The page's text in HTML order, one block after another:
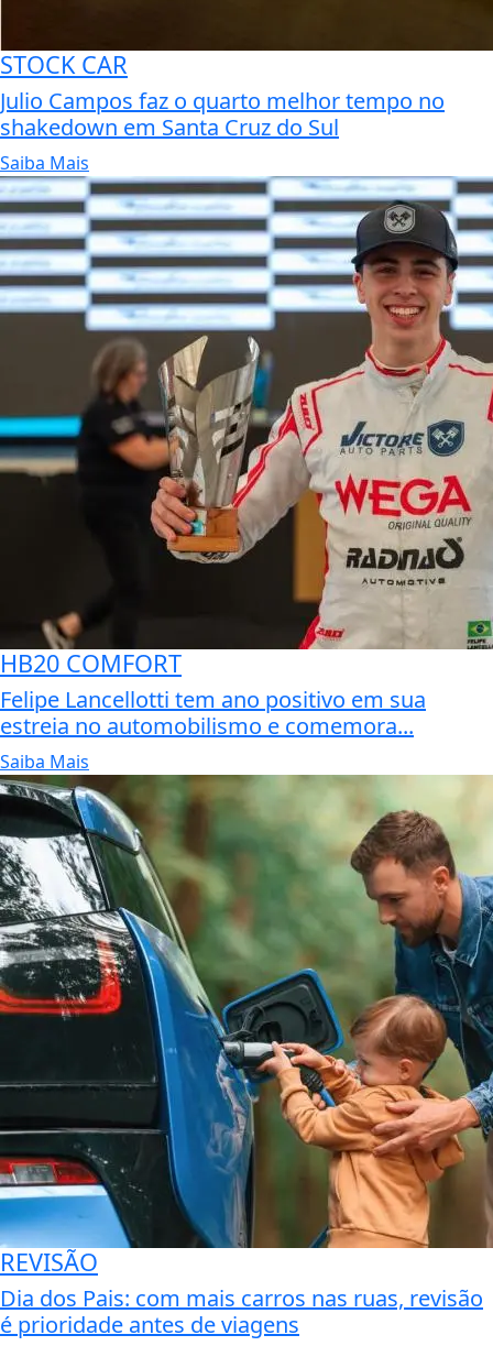
STOCK CAR
Julio Campos faz o quarto melhor tempo no
shakedown em Santa Cruz do Sul
Saiba Mais
HB20 COMFORT
Felipe Lancellotti tem ano positivo em sua
estreia no automobilismo e comemora...
Saiba Mais
REVISÃO
Dia dos Pais: com mais carros nas ruas, revisão
é prioridade antes de viagens